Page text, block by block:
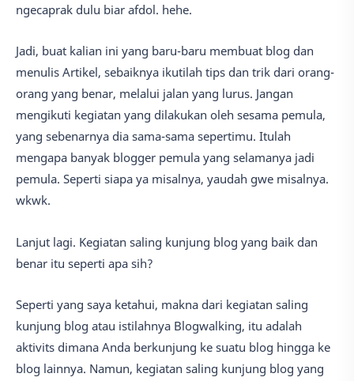
ngecaprak dulu biar afdol. hehe.
Jadi, buat kalian ini yang baru-baru membuat blog dan
menulis Artikel, sebaiknya ikutilah tips dan trik dari orang-
orang yang benar, melalui jalan yang lurus. Jangan
mengikuti kegiatan yang dilakukan oleh sesama pemula,
yang sebenarnya dia sama-sama sepertimu. Itulah
mengapa banyak blogger pemula yang selamanya jadi
pemula. Seperti siapa ya misalnya, yaudah gwe misalnya.
wkwk.
Lanjut lagi. Kegiatan saling kunjung blog yang baik dan
benar itu seperti apa sih?
Seperti yang saya ketahui, makna dari kegiatan saling
kunjung blog atau istilahnya Blogwalking, itu adalah
aktivits dimana Anda berkunjung ke suatu blog hingga ke
blog lainnya. Namun, kegiatan saling kunjung blog yang